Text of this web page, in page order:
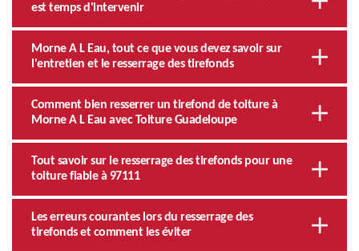
est temps d'intervenir
Morne A L Eau, tout ce que vous devez savoir sur
l'entretien et le resserrage des tirefonds
Comment bien resserrer un tirefond de toiture à
Morne A L Eau avec Toiture Guadeloupe
Tout savoir sur le resserrage des tirefonds pour une
toiture fiable à 97111
Les erreurs courantes lors du resserrage des
tirefonds et comment les éviter